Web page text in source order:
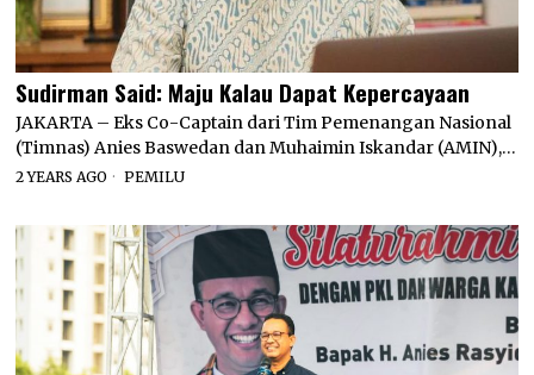
Sudirman Said: Maju Kalau Dapat Kepercayaan
JAKARTA – Eks Co-Captain dari Tim Pemenangan Nasional
(Timnas) Anies Baswedan dan Muhaimin Iskandar (AMIN),…
2 YEARS AGO PEMILU